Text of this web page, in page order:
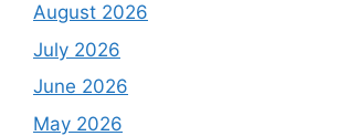
August 2026
July 2026
June 2026
May 2026